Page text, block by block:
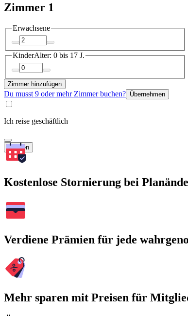
Zimmer 1
Erwachsene
KinderAlter: 0 bis 17 J.
Zimmer hinzufügen
Du musst 9 oder mehr Zimmer buchen? Übernehmen
Ich reise geschäftlich
Suchen
Kostenlose Stornierung bei
Verdiene Prämien für jede
Mehr sparen mit Preisen für